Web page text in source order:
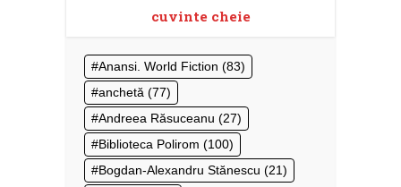
cuvinte cheie
Anansi. World Fiction (83)
anchetă (77)
Andreea Răsuceanu (27)
Biblioteca Polirom (100)
Bogdan-Alexandru Stănescu (21)